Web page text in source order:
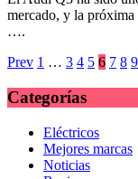
mercado, y la próxima
….
Paginación
de
entradas
Prev 1 … 3 4 5 6 7 8 9
Categorías
Eléctricos
Mejores marcas
Noticias